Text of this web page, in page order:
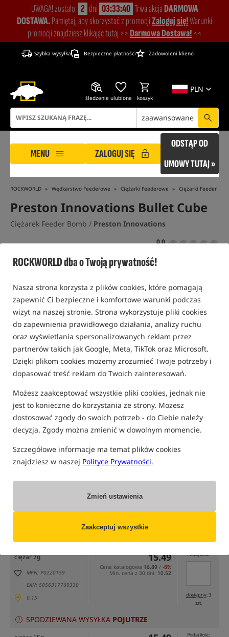
ROCKWORLD dba o Twoją prywatność!
Nasza strona korzysta z plików cookies, które pomagają
zapewnić Ci bezpieczne i komfortowe warunki podczas
wizyt na naszej stronie. Strona wykorzystuje pliki cookies
do zapewnienia prawidłowego działania, analizy ruchu
oraz wyświetlania spersonalizowanych reklam przez
partnerów takich jak Google, Meta, TikTok oraz Microsoft.
Dzięki plikom cookies możemy zrozumieć Twoje potrzeby i
dopasować treść reklam do Twoich zainteresowań.
Możesz zaakceptować wszystkie pliki cookies, jednak nie
jest to konieczne do korzystania ze strony. Możesz
dostosować zgody do swoich potrzeb - do Ciebie należy
decyzja. Zgody można zmienić w dowolnym momencie.
Szczegółowe informacje ma temat plików cookies
znajdziesz w naszej Polityce Prywatności.
Zmień ustawienia
Zaakceptuj wszystkie
UWAGA! zostało: 2 dni 03:33:39 Trwa akcjaDARMOWA
DOSTAWA.Pamiętaj, aby skorzystać z promocjiZaloguj się!Warunki
promocji znajdziesz klikając tutaj >>Darmowa Dostawa! <<
Szybka wysyłka Bezpieczne płatności Zadowoleni klienci
PLN
śledzenie ulubione koszyk
zaawansowane
MENU ZALOGUJ SIĘ
ODSTĄP OD
UMOWY TUTAJ »
ROCKWORLD Wędkarstwo Feederowe Ciężarki Feederowe Ciężarki Feeder
Preston Innovations Bullet Cube
Ciężarek Feeder Bomb / Preston Innovations
0,0
tylko produkty na"naszym magazynie"
ciężar 7g
MPN: P0220159
EAN: 5056317760330
0,15
15.49
Cena katalogowa 16.89 / -8%
Min. cena z 30 dni: 10.52
Podaj ilość:
dostępny: 3
szt.
SPODZIEWANA WYSYŁKA POJUTRZE
Podaj ilość: